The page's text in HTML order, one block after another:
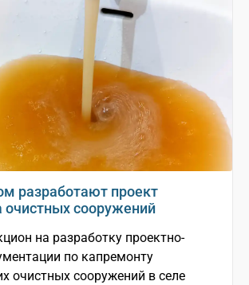
разработают проект
очистных сооружений
на разработку проектно-
по капремонту
очистных сооружений в селе